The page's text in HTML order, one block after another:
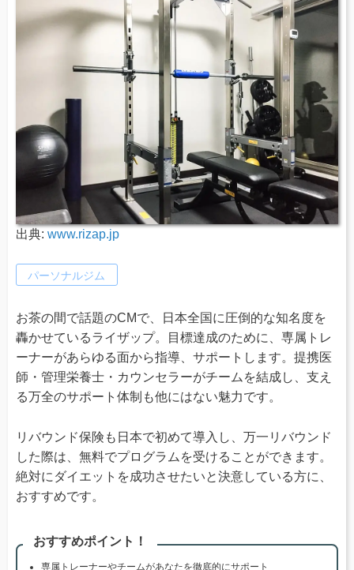
出典: www.rizap.jp
パーソナルジム
お茶の間で話題のCMで、日本全国に圧倒的な知名度を
轟かせているライザップ。目標達成のために、専属トレ
ーナーがあらゆる面から指導、サポートします。提携医
師・管理栄養士・カウンセラーがチームを結成し、支え
る万全のサポート体制も他にはない魅力です。
リバウンド保険も日本で初めて導入し、万一リバウンド
した際は、無料でプログラムを受けることができます。
絶対にダイエットを成功させたいと決意している方に、
おすすめです。
おすすめポイント！
専属トレーナーやチームがあなたを徹底的にサポート